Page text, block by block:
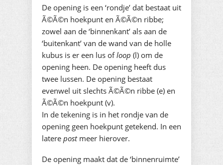
De opening is een ‘rondje’ dat bestaat uit
Ã©Ã©n hoekpunt en Ã©Ã©n ribbe;
zowel aan de ‘binnenkant’ als aan de
‘buitenkant’ van de wand van de holle
kubus is er een lus ofloop (l) om de
opening heen. De opening heeft dus
twee lussen. De opening bestaat
evenwel uit slechts Ã©Ã©n ribbe (e) en
Ã©Ã©n hoekpunt (v).
In de tekening is in het rondje van de
opening geen hoekpunt getekend. In een
latere postmeer hierover.
De opening maakt dat de ‘binnenruimte’